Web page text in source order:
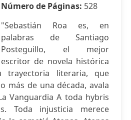
Número de Páginas: 528
"Sebastián Roa es, en
palabras de Santiago
Posteguillo, el mejor
escritor de novela histórica
trayectoria literaria, que
más de una década, avala
Vanguardia A toda hybris
Toda injusticia merece